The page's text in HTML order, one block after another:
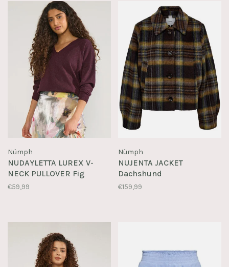
Nümph
NUDAYLETTA LUREX V-
NECK PULLOVER Fig
€59,99
Nümph
NUJENTA JACKET
Dachshund
€159,99